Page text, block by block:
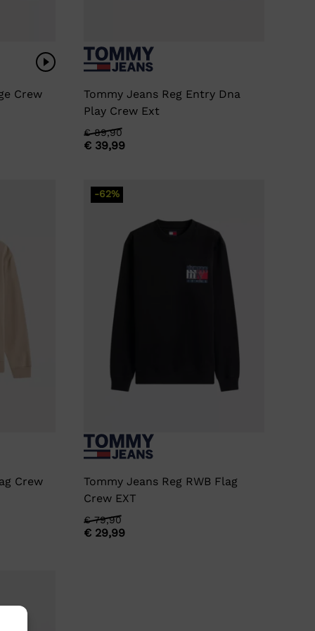
Crew
Tommy Jeans Reg Entry Dna
Play Crew Ext
€89,90
Oorspronkelijke
prijs
€ 89,90.
€ 39,99
Huidige
prijs
€ 39,99.
Crew
-62%
Tommy Jeans Reg RWB Flag
Crew EXT
€79,90
Oorspronkelijke
prijs
€ 29,99
Huidige
prijs